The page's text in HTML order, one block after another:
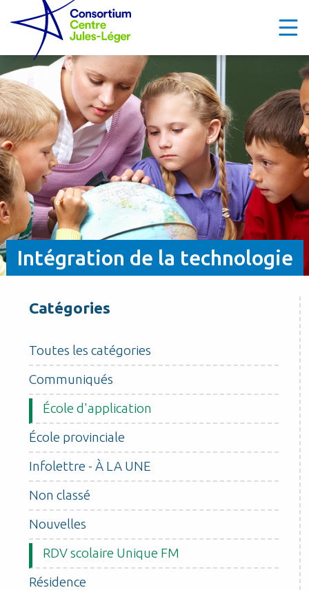
Intégration de la technologie
Catégories
Toutes les catégories
Communiqués
École d'application
École provinciale
Infolettre - À LA UNE
Non classé
Nouvelles
RDV scolaire Unique FM
Résidence